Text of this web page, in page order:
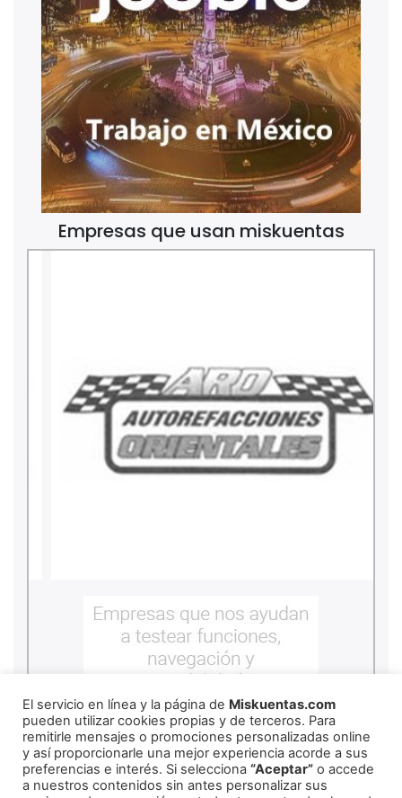
Empresas que usan miskuentas
El servicio en línea y la página de Miskuentas.com
pueden utilizar cookies propias y de terceros. Para
remitirle mensajes o promociones personalizadas online
y así proporcionarle una mejor experiencia acorde a sus
preferencias e interés. Si selecciona “Aceptar” o accede
a nuestros contenidos sin antes personalizar sus